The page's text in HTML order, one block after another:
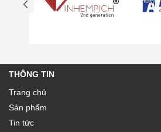
THÔNG TIN
Trang chủ
Sản phẩm
Tin tức